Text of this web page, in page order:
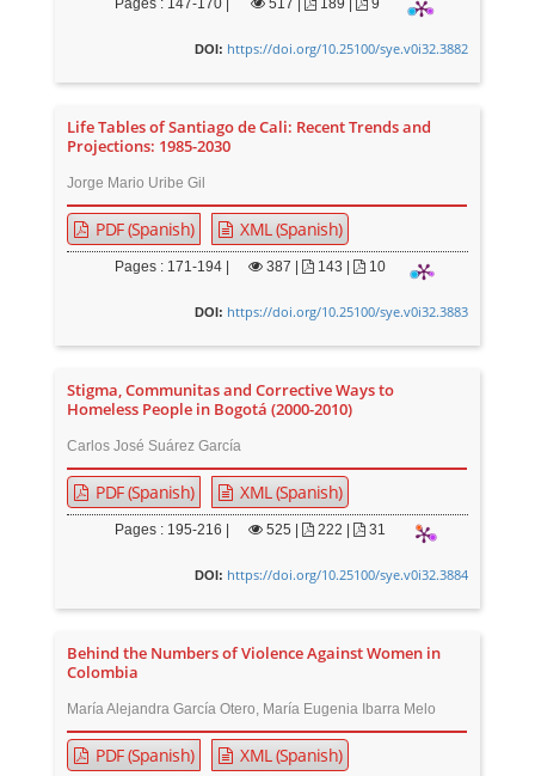
Pages : 147-170 | 517 189 | 9
DOI: https://doi.org/10.25100/sye.v0i32.3882
Life Tables of Santiago de Cali: Recent Trends and
Projections: 1985-2030
Jorge Mario Uribe Gil
PDF (Spanish) XML (Spanish)
Pages : 171-194 | 387 143 | 10
DOI: https://doi.org/10.25100/sye.v0i32.3883
Stigma, Communitas and Corrective Ways to
Homeless People in Bogotá (2000-2010)
Carlos José Suárez García
PDF (Spanish) XML (Spanish)
Pages : 195-216 | 525 222 | 31
DOI: https://doi.org/10.25100/sye.v0i32.3884
Behind the Numbers of Violence Against Women in
Colombia
María Alejandra García Otero, María Eugenia Ibarra Melo
PDF (Spanish) XML (Spanish)